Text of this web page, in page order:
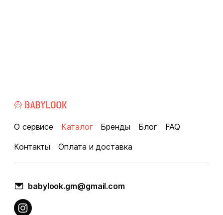
О сервисе Каталог Бренды Блог
FAQ
Контакты
Оплата и доставка
babylook.gm@gmail.com